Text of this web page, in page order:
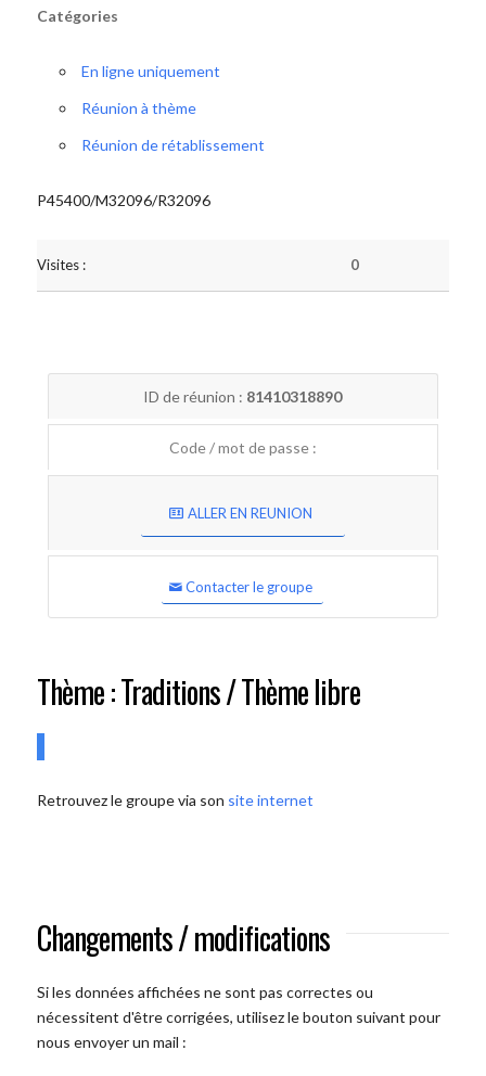
Catégories
En ligne uniquement
Réunion à thème
Réunion de rétablissement
P45400/M32096/R32096
Visites : 0
ID de réunion : 81410318890
Code / mot de passe :
ALLER EN REUNION
Contacter le groupe
Thème : Traditions / Thème libre
Retrouvez le groupe via son site internet
Changements / modifications
Si les données affichées ne sont pas correctes ou
nécessitent d'être corrigées, utilisez le bouton suivant pour
nous envoyer un mail :